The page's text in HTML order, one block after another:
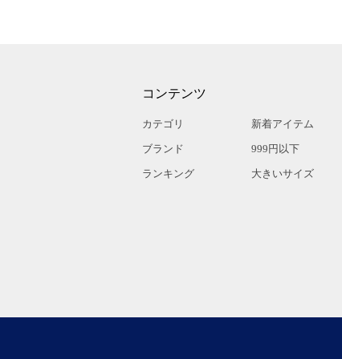
コンテンツ
カテゴリ
ブランド
ランキング
新着アイテム
999円以下
大きいサイズ